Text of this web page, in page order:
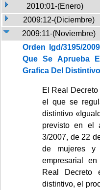
2010:01-(Enero)
2009:12-(Diciembre)
2009:11-(Noviembre)
Orden Igd/3195/
Que Se Aprueba
Grafica Del
El Real
el que se
distintivo
previsto en el
3/2007, de 22
de mujeres y
empresarial
Real Decreto
distintivo, el